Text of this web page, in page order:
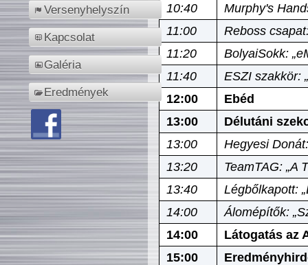
Versenyhelyszín
Kapcsolat
Galéria
Eredmények
10:40
Murphy's
11:00
Reboss
11:20
BolyaiSokk:
11:40
ESZI szakkör:
12:00
Ebéd
13:00
Délutáni
13:00
Hegyesi
13:20
TeamTAG: „A
13:40
Légbőlkapott:
14:00
Álomépítők:
14:00
Látogatás az
15:00